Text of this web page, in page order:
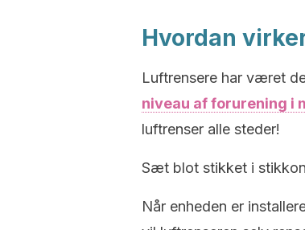
Hvordan
Luftrensere har været
niveau af forurening i
luftrenser alle steder!
Sæt blot stikket i
Når enheden er